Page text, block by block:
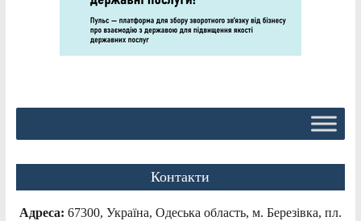
Контакти
Адреса: 67300, Україна, Одеська область, м. Березівка, пл.